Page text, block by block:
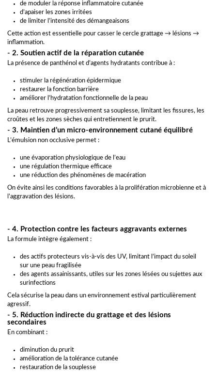
de moduler la réponse inflammatoire cutanée
d’apaiser les zones irritées
de limiter l’intensité des démangeaisons
Cette action est essentielle pour casser le cercle grattage → lésions →
inflammation.
- 2. Soutien actif de la réparation cutanée
La présence de panthénol et d’agents hydratants contribue à :
stimuler la régénération épidermique
restaurer la fonction barrière
améliorer l’hydratation fonctionnelle de la peau
La peau retrouve progressivement sa souplesse, limitant les fissures, les
croûtes et les zones sèches qui entretiennent le prurit.
- 3. Maintien d’un micro-environnement cutané équilibré
L’émulsion non occlusive permet :
une évaporation physiologique de l’eau
une régulation thermique efficace
une réduction des phénomènes de macération
On évite ainsi les conditions favorables à la prolifération microbienne et à
l’aggravation des lésions.
- 4. Protection contre les facteurs aggravants externes
La formule intègre également :
des actifs protecteurs vis-à-vis des UV, limitant l’impact du soleil
sur une peau fragilisée
des agents assainissants, utiles sur les zones lésées ou sujettes aux
surinfections
Cela sécurise la peau dans un environnement estival particulièrement
agressif.
- 5. Réduction indirecte du grattage et des lésions
secondaires
En combinant :
diminution du prurit
amélioration de la tolérance cutanée
restauration de la souplesse